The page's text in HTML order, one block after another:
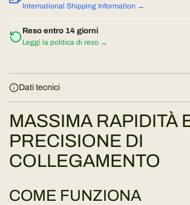
.
.
International Shipping Information →
Reso entro 14 giorni
Leggi la politica di reso →
Dati tecnici
MASSIMA RAPIDITÀ
PRECISIONE DI
COLLEGAMENTO
COME FUNZIONA